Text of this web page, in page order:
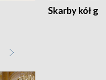
Skarby kół